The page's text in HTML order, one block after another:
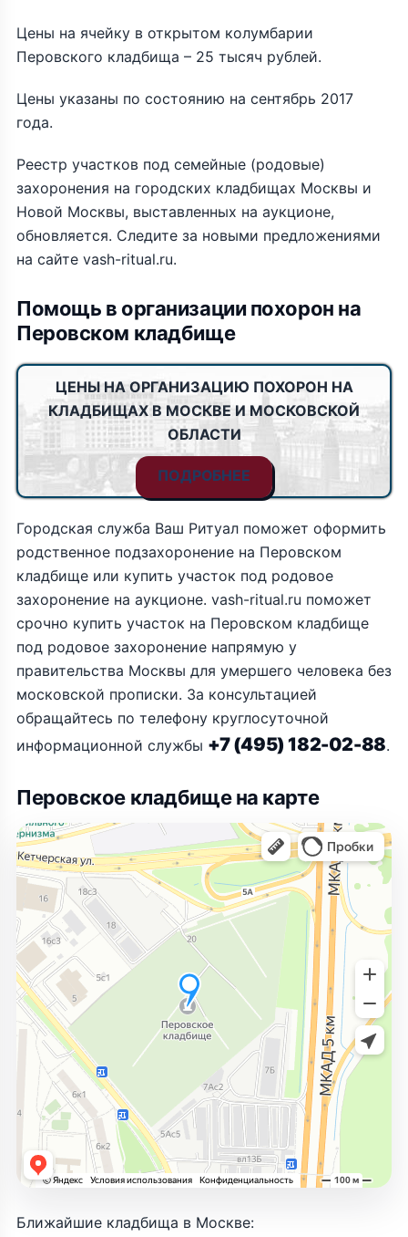
Цены на ячейку в открытом колумбарии
Перовского кладбища – 25 тысяч рублей.
Цены указаны по состоянию на сентябрь 2017
года.
Реестр участков под семейные (родовые)
захоронения на городских кладбищах Москвы и
Новой Москвы, выставленных на аукционе,
обновляется. Следите за новыми предложениями
на сайте vash-ritual.ru.
Помощь в организации похорон на
Перовском кладбище
ЦЕНЫ НА ОРГАНИЗАЦИЮ ПОХОРОН НА
КЛАДБИЩАХ В МОСКВЕ И МОСКОВСКОЙ
ОБЛАСТИ
ПОДРОБНЕЕ
Городская служба Ваш Ритуал поможет оформить
родственное подзахоронение на Перовском
кладбище или купить участок под родовое
захоронение на аукционе. vash-ritual.ru поможет
срочно купить участок на Перовском кладбище
под родовое захоронение напрямую у
правительства Москвы для умершего человека без
московской прописки. За консультацией
обращайтесь по телефону круглосуточной
информационной службы +7 (495) 182-02-88.
Перовское кладбище на карте
Ближайшие кладбища в Москве: